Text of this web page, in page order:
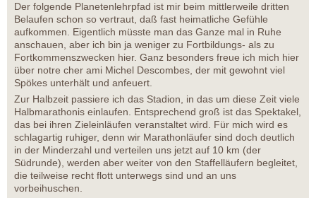
Der folgende Planetenlehrpfad ist mir beim mittlerweile dritten
Belaufen schon so vertraut, daß fast heimatliche Gefühle
aufkommen. Eigentlich müsste man das Ganze mal in Ruhe
anschauen, aber ich bin ja weniger zu Fortbildungs- als zu
Fortkommenszwecken hier. Ganz besonders freue ich mich hier
über notre cher ami Michel Descombes, der mit gewohnt viel
Spökes unterhält und anfeuert.
Zur Halbzeit passiere ich das Stadion, in das um diese Zeit viele
Halbmarathonis einlaufen. Entsprechend groß ist das Spektakel,
das bei ihren Zieleinläufen veranstaltet wird. Für mich wird es
schlagartig ruhiger, denn wir Marathonläufer sind doch deutlich
in der Minderzahl und verteilen uns jetzt auf 10 km (der
Südrunde), werden aber weiter von den Staffelläufern begleitet,
die teilweise recht flott unterwegs sind und an uns
vorbeihuschen.